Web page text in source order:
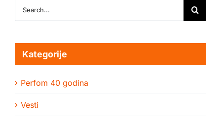
for:
Kategorije
Perfom 40 godina
Vesti